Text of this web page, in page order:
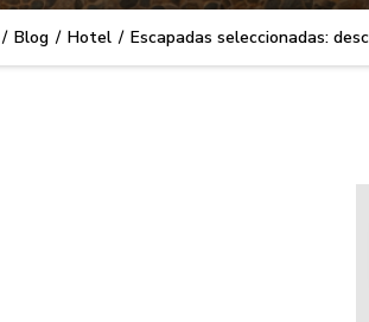
/ Blog / Hotel / Escapadas seleccionadas: